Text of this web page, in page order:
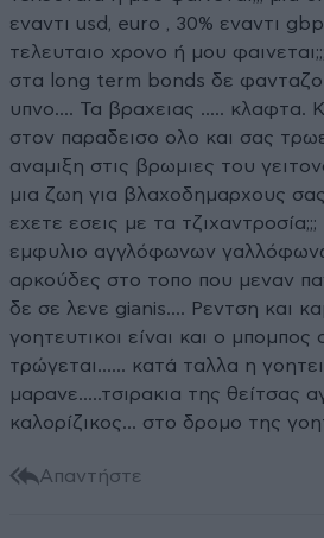
εναντι usd, euro , 30% εναντι
τελευταιο χρονο ή μου
στα long term bonds δε
υπνο.... Τα βραχειας ..... κλαφτα.
στον παραδεισο ολο και σας
αναμιξη στις βρωμιες του
μια ζωη για βλαχοδημαρχους σας
εχετε εσεις με τα
εμφυλιο αγγλόφωνων
αρκούδες στο τοπο που μεναν
δε σε λενε gianis.... Ρεντση και
γοητευτικοι είναι και ο μπομπος
τρώγεται...... κατά ταλλα η
μαρανε.....τσιρακια της θείτσας
καλορίζικος... στο δρομο της
Απαντήστε